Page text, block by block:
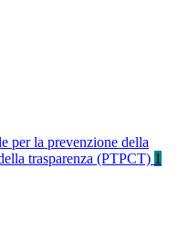
per la prevenzione della
trasparenza (PTPCT) 1